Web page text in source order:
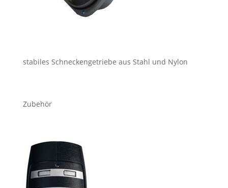
stabiles Schneckengetriebe aus Stahl und Nylon
Zubehör